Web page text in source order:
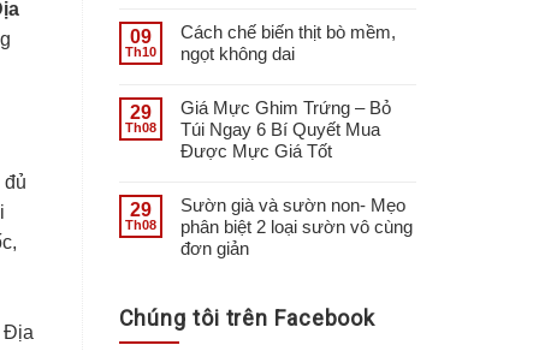
Địa
09
Th10
Cách chế biến thịt bò mềm,
ngọt không dai
29
Th08
Giá Mực Ghim Trứng – Bỏ
Túi Ngay 6 Bí Quyết Mua
Được Mực Giá Tốt
29
Th08
Sườn già và sườn non- Mẹo
phân biệt 2 loại sườn vô cùng
đơn giản
Chúng tôi trên Facebook